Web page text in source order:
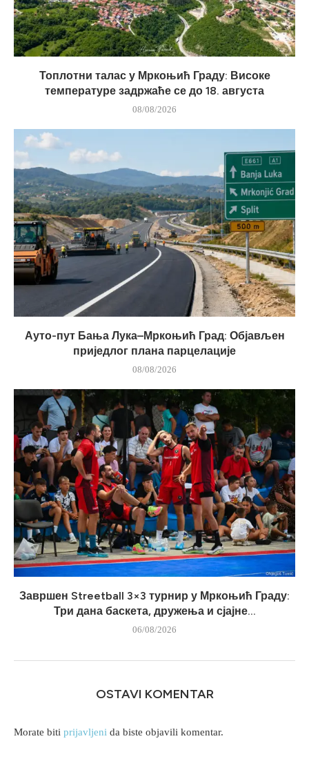
Топлотни талас у Мркоњић Граду: Високе
температуре задржаће се до 18. августа
08/08/2026
Ауто-пут Бања Лука–Мркоњић Град: Објављен
приједлог плана парцелације
08/08/2026
Завршен Streetball 3×3 турнир у Мркоњић Граду:
Три дана баскета, дружења и сјајне...
06/08/2026
OSTAVI KOMENTAR
Morate biti prijavljeni da biste objavili komentar.